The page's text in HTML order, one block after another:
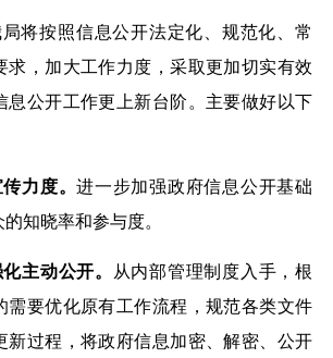
局将按照信息公开法定化、规范化、常
求，加大工作力度，采取更加切实有效
息公开工作更上新台阶。主要做好以下
传力度。进一步加强政府信息公开基础
知晓率和参与度。
主动公开。
从内部管理制度入手，根
需要优化原有工作流程，规范各类文件
新过程，将政府信息加密、解密、公开